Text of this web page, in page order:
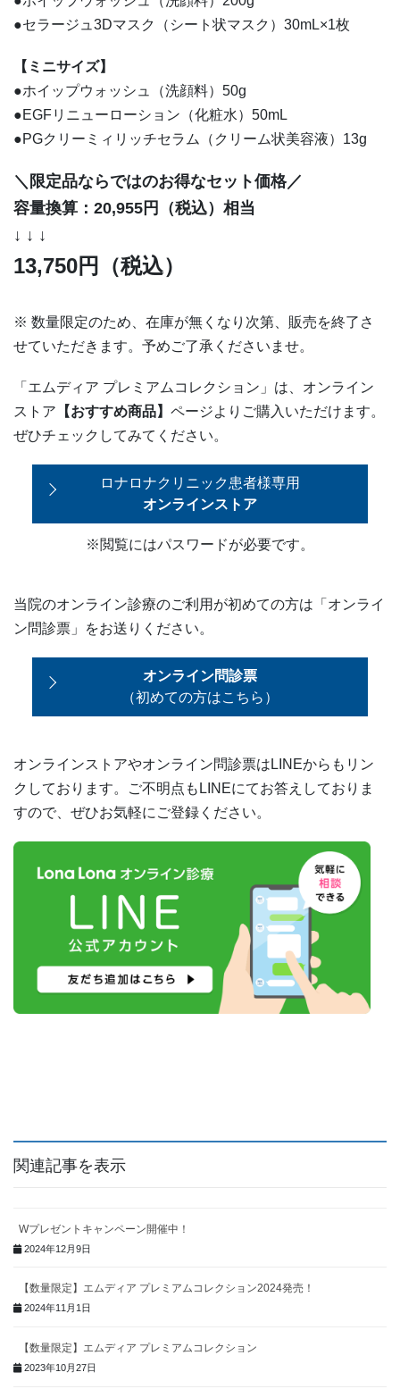
●セラージュ3Dマスク（シート状マスク）30mL×1枚
【ミニサイズ】
●ホイップウォッシュ（洗顔料）50g
●EGFリニューローション（化粧水）50mL
●PGクリーミィリッチセラム（クリーム状美容液）13g
＼限定品ならではのお得なセット価格／
容量換算：20,955円（税込）相当
↓ ↓ ↓
13,750円（税込）
※ 数量限定のため、在庫が無くなり次第、販売を終了さ
せていただきます。予めご了承くださいませ。
「エムディア プレミアムコレクション」は、オンライン
ストア 【おすすめ商品】 ページよりご購入いただけます。
ぜひチェックしてみてください。
ロナロナクリニック患者様専用
オンラインストア
※閲覧にはパスワードが必要です。
当院のオンライン診療のご利用が初めての方は「オンライ
ン問診票」をお送りください。
オンライン問診票
（初めての方はこちら）
オンラインストアやオンライン問診票はLINEからもリン
クしております。ご不明点もLINEにてお答えしておりま
すので、ぜひお気軽にご登録ください。
関連記事を表示
Wプレゼントキャンペーン開催中！
2024年12月9日
【数量限定】エムディア プレミアムコレクション2024発売！
2024年11月1日
【数量限定】エムディア プレミアムコレクション
2023年10月27日